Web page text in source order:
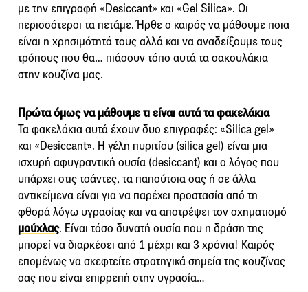
με την επιγραφή «Desiccant» και «Gel Silica». Οι
περισσότεροι τα πετάμε. Ήρθε ο καιρός να μάθουμε ποια
είναι η χρησιμότητά τους αλλά και να αναδείξουμε τους
τρόπους που θα… πιάσουν τόπο αυτά τα σακουλάκια
στην κουζίνα μας.
Πρώτα όμως να μάθουμε τι είναι αυτά τα φακελάκια
Τα φακελάκια αυτά έχουν δυο επιγραφές: «Silica gel»
και «Desiccant». Η γέλη πυριτίου (silica gel) είναι μια
ισχυρή αφυγραντική ουσία (desiccant) και ο λόγος που
υπάρχει στις τσάντες, τα παπούτσια σας ή σε άλλα
αντικείμενα είναι για να παρέχει προστασία από τη
φθορά λόγω υγρασίας και να αποτρέψει τον σχηματισμό
μούχλας. Είναι τόσο δυνατή ουσία που η δράση της
μπορεί να διαρκέσει από 1 μέχρι και 3 χρόνια! Καιρός
επομένως να σκεφτείτε στρατηγικά σημεία της κουζίνας
σας που είναι επιρρεπή στην υγρασία…